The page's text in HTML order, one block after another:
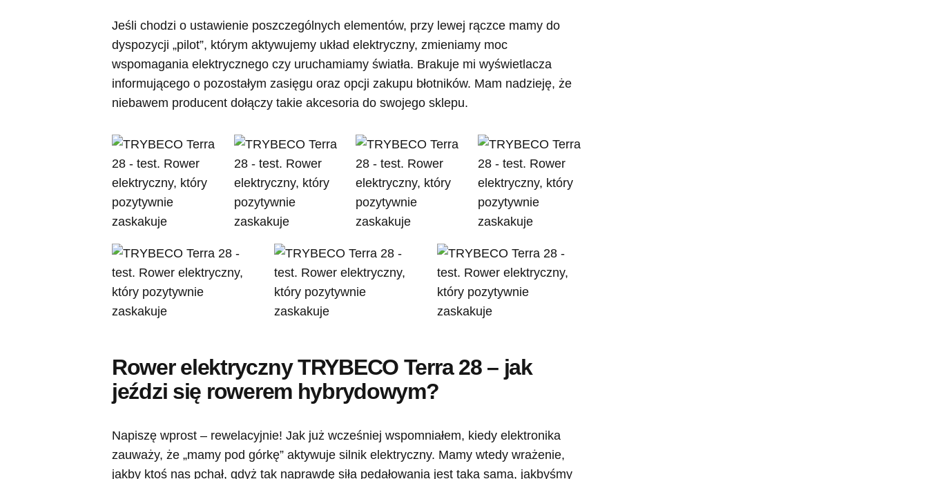
Jeśli chodzi o ustawienie poszczególnych elementów, przy lewej rączce mamy do
dyspozycji „pilot”, którym aktywujemy układ elektryczny, zmieniamy moc
wspomagania elektrycznego czy uruchamiamy światła. Brakuje mi wyświetlacza
informującego o pozostałym zasięgu oraz opcji zakupu błotników. Mam nadzieję, że
niebawem producent dołączy takie akcesoria do swojego sklepu.
Rower elektryczny TRYBECO Terra 28 – jak
jeździ się rowerem hybrydowym?
Napiszę wprost – rewelacyjnie! Jak już wcześniej wspomniałem, kiedy elektronika
zauważy, że „mamy pod górkę” aktywuje silnik elektryczny. Mamy wtedy wrażenie,
jakby ktoś nas pchał, gdyż tak naprawdę siła pedałowania jest taka sama, jakbyśmy